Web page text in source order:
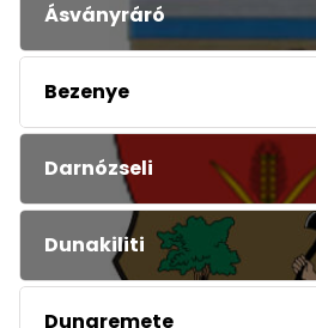
Ásványráró
Bezenye
Darnózseli
Dunakiliti
Dunaremete